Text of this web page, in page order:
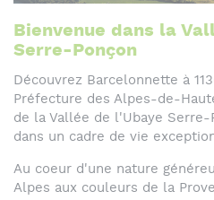
Bienvenue dans la
Serre-Ponçon
Découvrez Barcelonnette à
Préfecture des Alpes-de-
de la Vallée de l'Ubaye Serre-
dans un cadre de vie
Au coeur d'une nature
Alpes aux couleurs de la